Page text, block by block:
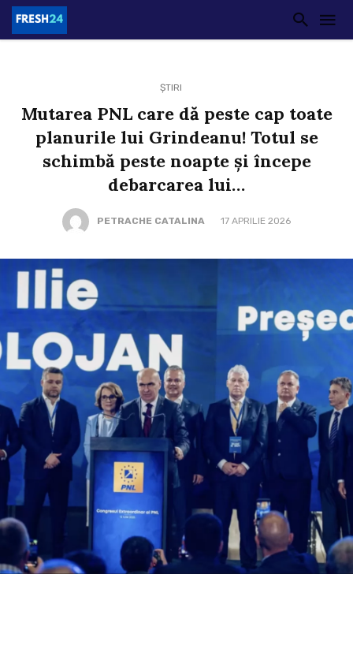
ȘTIRI
Mutarea PNL care dă peste cap toate
planurile lui Grindeanu! Totul se
schimbă peste noapte și începe
debarcarea lui…
PETRACHE CATALINA 17 APRILIE 2026